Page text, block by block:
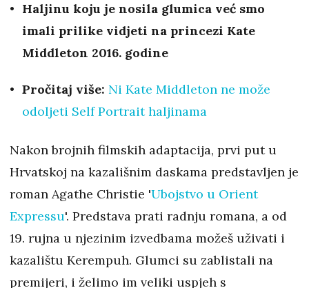
Haljinu koju je nosila glumica već smo
imali prilike vidjeti na princezi Kate
Middleton 2016. godine
Pročitaj više: Ni Kate Middleton ne može
odoljeti Self Portrait haljinama
Nakon brojnih filmskih adaptacija, prvi put u
Hrvatskoj na kazališnim daskama predstavljen je
roman Agathe Christie 'Ubojstvo u Orient
Expressu'. Predstava prati radnju romana, a od
19. rujna u njezinim izvedbama možeš uživati i
kazalištu Kerempuh. Glumci su zablistali na
premijeri, i želimo im veliki uspjeh s